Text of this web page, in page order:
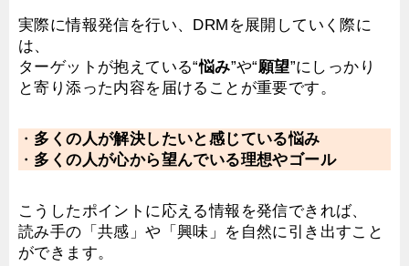
実際に情報発信を行い、DRMを展開していく際に
は、
ターゲットが抱えている“悩み”や“願望”にしっかり
と寄り添った内容を届けることが重要です。
・ 多くの人が解決したいと感じている悩み
・ 多くの人が心から望んでいる理想やゴール
こうしたポイントに応える情報を発信できれば、
読み手の「共感」や「興味」を自然に引き出すこと
ができます。